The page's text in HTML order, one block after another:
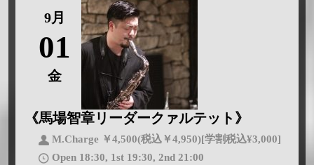
9月
01
金
《馬場智章リーダークァルテット》
M.Charge ￥4,500(税込￥4,950)[学割税込¥3,000]
Open 18:30, 1st 19:30, 2nd 21:00